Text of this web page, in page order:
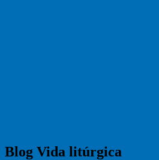
Blog Vida litúrgica